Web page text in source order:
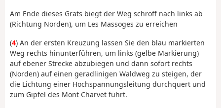
Am Ende dieses Grats biegt der Weg schroff nach links ab
(Richtung Norden), um Les Massoges zu erreichen
(4) An der ersten Kreuzung lassen Sie den blau markierten
Weg rechts hinunterführen, um links (gelbe Markierung)
auf ebener Strecke abzubiegen und dann sofort rechts
(Norden) auf einen geradlinigen Waldweg zu steigen, der
die Lichtung einer Hochspannungsleitung durchquert und
zum Gipfel des Mont Charvet führt.